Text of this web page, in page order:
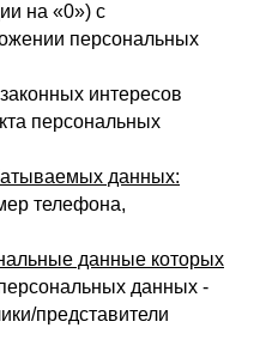
на «0») с
персональных
интересов
персональных
данных:
телефона,
данные которых
данных -
представители